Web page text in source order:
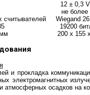
12 ± 0,3 V
ток не более
считывателей Wiegand
RS-485 19200
мм 200 х 155
и прокладка
электромагнитных
атмосферных осадков на